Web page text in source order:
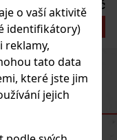
o vaší aktivitě
identifikátory)
reklamy,
tato data
které jste jim
jejich